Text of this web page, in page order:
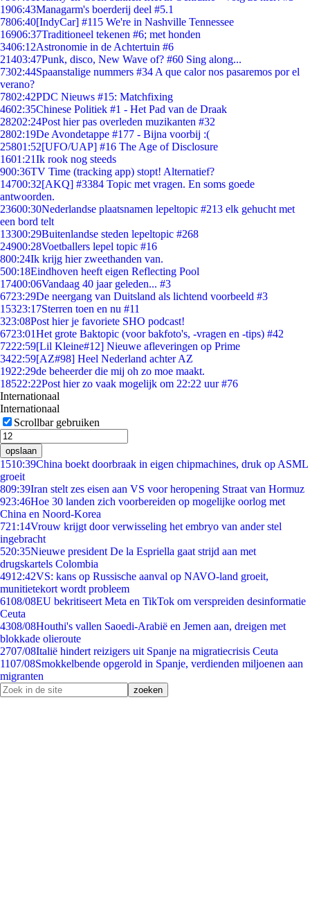
1906:43Managarm's boerderij deel #5.1
7806:40[IndyCar] #115 We're in Nashville Tennessee
16906:37Traditioneel tekenen #6; met honden
3406:12Astronomie in de Achtertuin #6
21403:47Punk, disco, New Wave of? #60 Sing along...
7302:44Spaanstalige nummers #34 A que calor nos pasaremos por el
verano?
7802:42PDC Nieuws #15: Matchfixing
4602:35Chinese Politiek #1 - Het Pad van de Draak
28202:24Post hier pas overleden muzikanten #32
2802:19De Avondetappe #177 - Bijna voorbij :(
25801:52[UFO/UAP] #16 The Age of Disclosure
1601:21Ik rook nog steeds
900:36TV Time (tracking app) stopt! Alternatief?
14700:32[AKQ] #3384 Topic met vragen. En soms goede
antwoorden.
23600:30Nederlandse plaatsnamen lepeltopic #213 elk gehucht met
een bord telt
13300:29Buitenlandse steden lepeltopic #268
24900:28Voetballers lepel topic #16
800:24Ik krijg hier zweethanden van.
500:18Eindhoven heeft eigen Reflecting Pool
17400:06Vandaag 40 jaar geleden... #3
6723:29De neergang van Duitsland als lichtend voorbeeld #3
15323:17Sterren toen en nu #11
323:08Post hier je favoriete SHO podcast!
6723:01Het grote Baktopic (voor bakfoto's, -vragen en -tips) #42
7222:59[Lil Kleine#12] Nieuwe afleveringen op Prime
3422:59[AZ#98] Heel Nederland achter AZ
1922:29de beheerder die mij oh zo moe maakt.
18522:22Post hier zo vaak mogelijk om 22:22 uur #76
Internationaal
Internationaal
Scrollbar gebruiken
opslaan
1510:39China boekt doorbraak in eigen chipmachines, druk op ASML
groeit
809:39Iran stelt zes eisen aan VS voor heropening Straat van Hormuz
923:46Hoe 30 landen zich voorbereiden op mogelijke oorlog met
China en Noord-Korea
721:14Vrouw krijgt door verwisseling het embryo van ander stel
ingebracht
520:35Nieuwe president De la Espriella gaat strijd aan met
drugskartels Colombia
4912:42VS: kans op Russische aanval op NAVO-land groeit,
munitietekort wordt probleem
6108/08EU bekritiseert Meta en TikTok om verspreiden desinformatie
Ceuta
4308/08Houthi's vallen Saoedi-Arabië en Jemen aan, dreigen met
blokkade olieroute
2707/08Italië hindert reizigers uit Spanje na migratiecrisis Ceuta
1107/08Smokkelbende opgerold in Spanje, verdienden miljoenen aan
migranten